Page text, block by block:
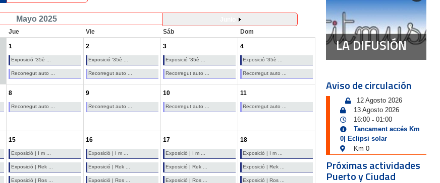
Mayo 2025
Jue Vie Sáb
Dom
1
Exposició '35è ...
Recorregut auto ...
2
Exposició '35è ...
Recorregut auto ...
3
Exposició '35è ...
Recorregut auto ...
4
Exposició '35è ...
Recorregut auto ...
8
Recorregut auto ...
9
Recorregut auto ...
10
Recorregut auto ...
11
Recorregut auto ...
15
Exposició | I m ...
Exposició | Rek ...
Exposició | Ros ...
16
Exposició | I m ...
Exposició | Rek ...
Exposició | Ros ...
17
Exposició | I m ...
Exposició | Rek ...
Exposició | Ros ...
18
Exposició | I m ...
Exposició | Rek ...
Exposició | Ros ...
LA DIFUSIÓN
Aviso de circulación
12 Agosto 2026
13 Agosto 2026
16:00- 01:00
Tancament accés Km
0| Eclipsi solar
Km 0
Próximas actividades
Puerto y Ciudad